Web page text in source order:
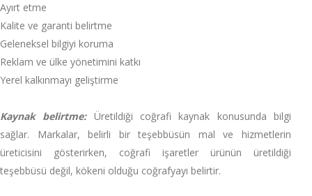
Ayırt etme
Kalite ve garanti belirtme
Geleneksel bilgiyi koruma
Reklam ve ülke yönetimini katkı
Yerel kalkınmayı geliştirme
Kaynak belirtme: Üretildiği coğrafi kaynak konusunda bilgi
sağlar. Markalar, belirli bir teşebbüsün mal ve hizmetlerin
üreticisini gösterirken, coğrafi işaretler ürünün üretildiği
teşebbüsü değil, kökeni olduğu coğrafyayı belirtir.